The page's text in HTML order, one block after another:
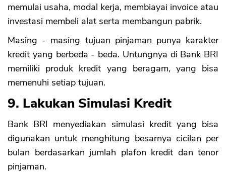
memulai usaha, modal kerja, membiayai invoice atau
investasi membeli alat serta membangun pabrik.
Masing - masing tujuan pinjaman punya karakter
kredit yang berbeda - beda. Untungnya di Bank BRI
memiliki produk kredit yang beragam, yang bisa
memenuhi setiap tujuan.
9. Lakukan Simulasi Kredit
Bank BRI menyediakan simulasi kredit yang bisa
digunakan untuk menghitung besarnya cicilan per
bulan berdasarkan jumlah plafon kredit dan tenor
pinjaman.